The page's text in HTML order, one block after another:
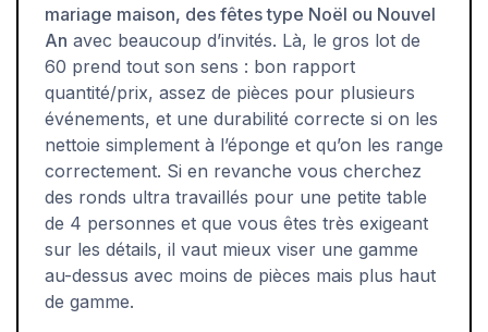
mariage maison, des fêtes type Noël ou Nouvel
An avec beaucoup d’invités. Là, le gros lot de
60 prend tout son sens : bon rapport
quantité/prix, assez de pièces pour plusieurs
événements, et une durabilité correcte si on les
nettoie simplement à l’éponge et qu’on les range
correctement. Si en revanche vous cherchez
des ronds ultra travaillés pour une petite table
de 4 personnes et que vous êtes très exigeant
sur les détails, il vaut mieux viser une gamme
au-dessus avec moins de pièces mais plus haut
de gamme.